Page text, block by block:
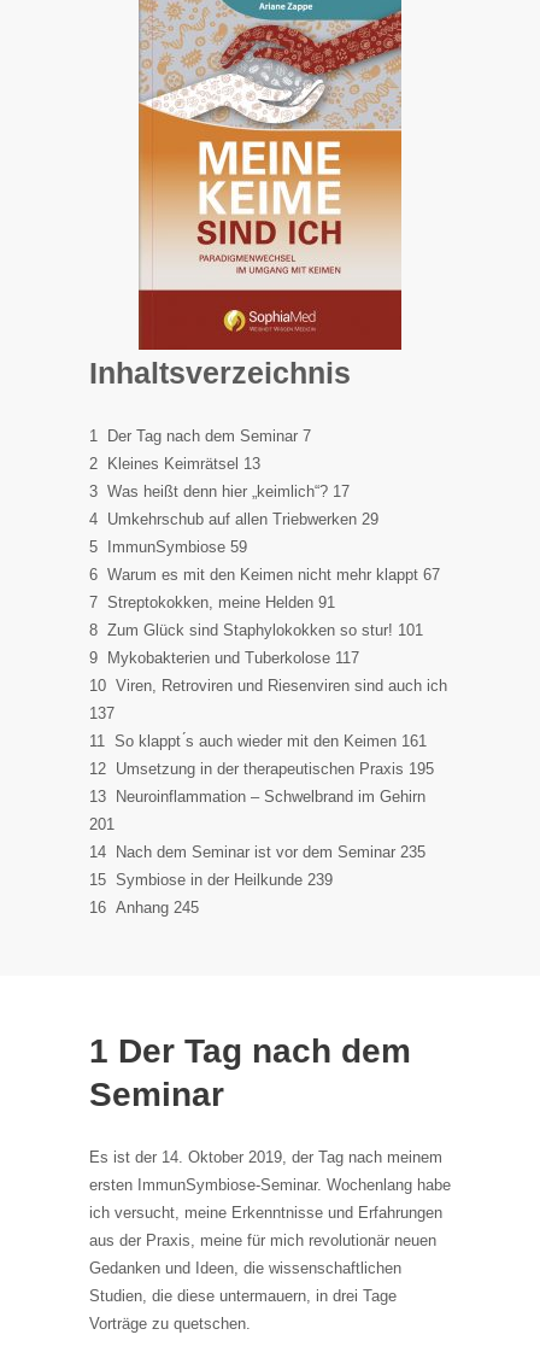
Inhaltsverzeichnis
1 Der Tag nach dem Seminar 7
2 Kleines Keimrätsel 13
3 Was heißt denn hier „keimlich“? 17
4 Umkehrschub auf allen Triebwerken 29
5 ImmunSymbiose 59
6 Warum es mit den Keimen nicht mehr klappt 67
7 Streptokokken, meine Helden 91
8 Zum Glück sind Staphylokokken so stur! 101
9 Mykobakterien und Tuberkolose 117
10 Viren, Retroviren und Riesenviren sind auch ich
137
11 So klappt ́s auch wieder mit den Keimen 161
12 Umsetzung in der therapeutischen Praxis 195
13 Neuroinflammation – Schwelbrand im Gehirn
201
14 Nach dem Seminar ist vor dem Seminar 235
15 Symbiose in der Heilkunde 239
16 Anhang 245
1 Der Tag nach dem
Seminar
Es ist der 14. Oktober 2019, der Tag nach meinem
ersten ImmunSymbiose-Seminar. Wochenlang habe
ich versucht, meine Erkenntnisse und Erfahrungen
aus der Praxis, meine für mich revolutionär neuen
Gedanken und Ideen, die wissenschaftlichen
Studien, die diese untermauern, in drei Tage
Vorträge zu quetschen.